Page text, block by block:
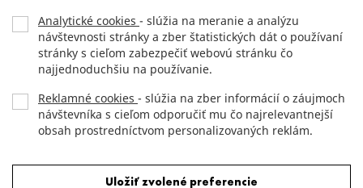
Analytické cookies - slúžia na meranie a analýzu
návštevnosti stránky a zber štatistických dát o používaní
stránky s cieľom zabezpečiť webovú stránku čo
najjednoduchšiu na používanie.
Reklamné cookies - slúžia na zber informácií o záujmoch
návštevníka s cieľom odporučiť mu čo najrelevantnejší
obsah prostredníctvom personalizovaných reklám.
Uložiť zvolené preferencie
Odmietnuť všetky cookies